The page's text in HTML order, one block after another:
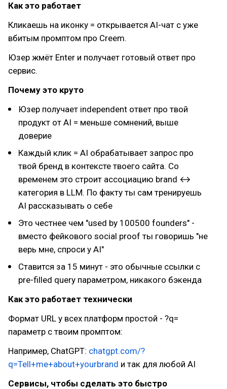
Как это работает
Кликаешь на иконку = открывается AI-чат с уже
вбитым промптом про Creem.
Юзер жмёт Enter и получает готовый ответ про
сервис.
Почему это круто
Юзер получает independent ответ про твой
продукт от AI = меньше сомнений, выше
доверие
Каждый клик = AI обрабатывает запрос про
твой бренд в контексте твоего сайта. Со
временем это строит ассоциацию brand ↔
категория в LLM. По факту ты сам тренируешь
AI рассказывать о себе
Это честнее чем "used by 100500 founders" -
вместо фейкового social proof ты говоришь "не
верь мне, спроси у AI"
Ставится за 15 минут - это обычные ссылки с
pre-filled query параметром, никакого бэкенда
Как это работает технически
Формат URL у всех платформ простой - ?q=
параметр с твоим промптом:
Например, ChatGPT: chatgpt.com/?
q=Tell+me+about+yourbrand и так для любой AI
Сервисы, чтобы сделать это быстро